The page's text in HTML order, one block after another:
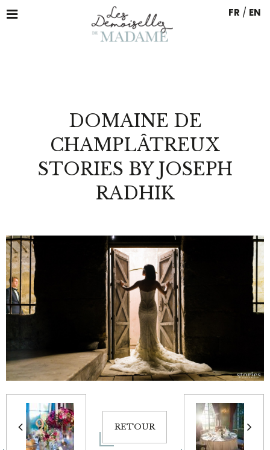
FR / EN
DOMAINE DE
CHAMPLÂTREUX
STORIES BY JOSEPH
RADHIK
RETOUR